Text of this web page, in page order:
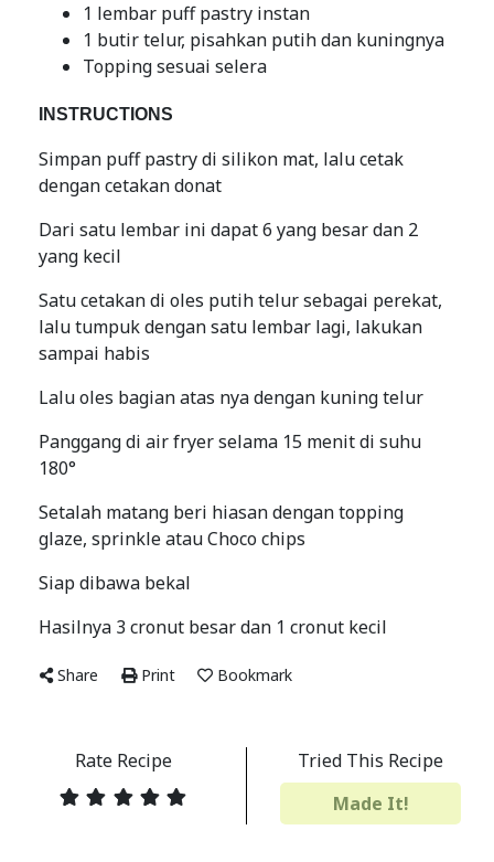
1 lembar puff pastry instan
1 butir telur, pisahkan putih dan kuningnya
Topping sesuai selera
INSTRUCTIONS
Simpan puff pastry di silikon mat, lalu cetak
dengan cetakan donat
Dari satu lembar ini dapat 6 yang besar dan 2
yang kecil
Satu cetakan di oles putih telur sebagai perekat,
lalu tumpuk dengan satu lembar lagi, lakukan
sampai habis
Lalu oles bagian atas nya dengan kuning telur
Panggang di air fryer selama 15 menit di suhu
180°
Setalah matang beri hiasan dengan topping
glaze, sprinkle atau Choco chips
Siap dibawa bekal
Hasilnya 3 cronut besar dan 1 cronut kecil
Share Print Bookmark
Rate Recipe
Tried This Recipe
Made It!